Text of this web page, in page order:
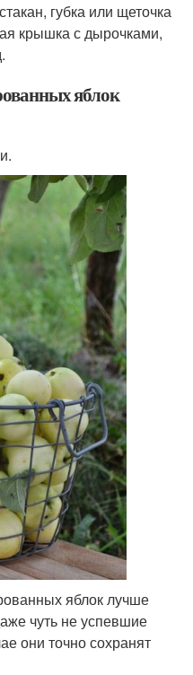
губка или щеточка
крышка с дырочками,
яблок
яблок лучше
чуть не успевшие
они точно сохранят